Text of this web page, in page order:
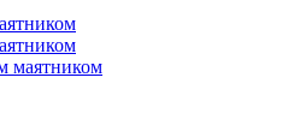
маятником